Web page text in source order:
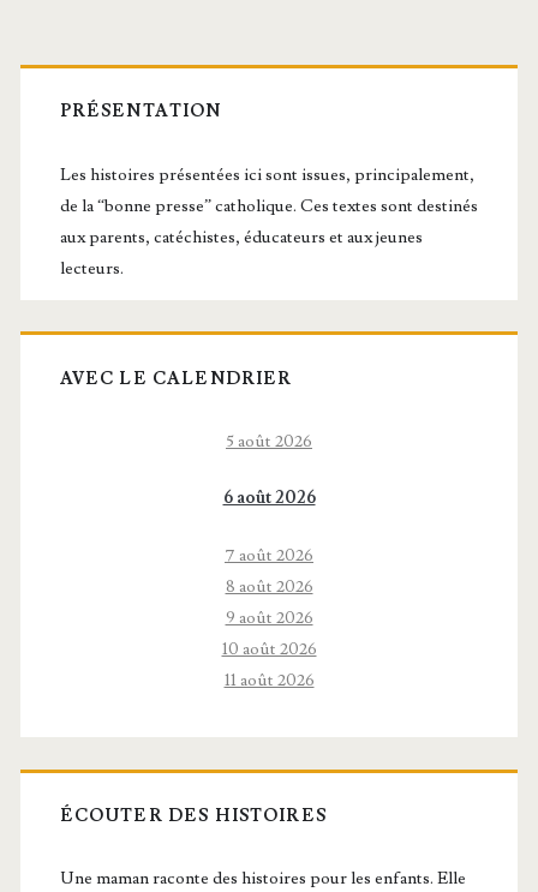
Barre
latérale
principale
PRÉSENTATION
Les histoires présentées ici sont issues, principalement,
de la “bonne presse” catholique. Ces textes sont destinés
aux parents, catéchistes, éducateurs et aux jeunes
lecteurs.
AVEC LE CALENDRIER
5 août 2026
6 août 2026
7 août 2026
8 août 2026
9 août 2026
10 août 2026
11 août 2026
ÉCOUTER DES HISTOIRES
Une maman raconte des histoires pour les enfants. Elle